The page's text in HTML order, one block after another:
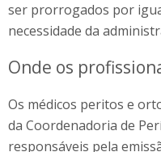
ser prorrogados por
necessidade da
Onde os
Os médicos peritos e
da Coordenadoria de
responsáveis pela